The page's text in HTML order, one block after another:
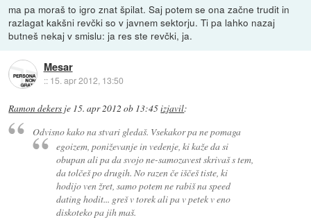
ma pa moraš to igro znat špilat. Saj potem se ona začne trudit in
razlagat kakšni revčki so v javnem sektorju. Ti pa lahko nazaj
butneš nekaj v smislu: ja res ste revčki, ja.
Mesar
:: 15. apr 2012, 13:50
Ramon dekers je 15. apr 2012 ob 13:45izjavil:
Odvisno kako na stvari gledaš. Vsekakor pa ne pomaga
egoizem, poniževanje in vedenje, ki kaže da si
obupan ali pa da svojo ne-samozavest skrivaš s tem,
da tolčeš po drugih. No razen če iščeš tiste, ki
hodijo ven žret, samo potem ne rabiš na speed
dating hodit... greš v torek ali pa v petek v eno
diskoteko pa jih maš.